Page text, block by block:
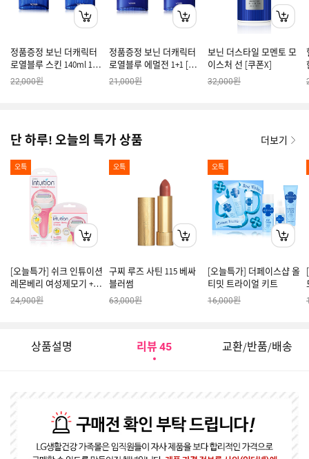
정품증정 보닌 더캐릭터
로열블루 스킨 140ml 1+1
[쿠폰X]
22,000원
정품증정 보닌 더캐릭터
로열블루 에멀전 1+1 [쿠
폰X]
21,000원
보닌 더스타일 모멘토 모
이스처 선 [쿠폰X]
32,000원
단 하루! 오늘의 특가 상품 더보기
오특
[오늘특가] 쉬크 인튜이션
레몬베리 여성제모기 + 날
5입
24,900원
오특
구찌 루즈 사틴 115 베싸
블러썸
63,000원
오특
[오늘특가] 더페이스샵 올
티밋 트라이얼 키트
16,000원
상품설명 리뷰 45 교환/반품/배송